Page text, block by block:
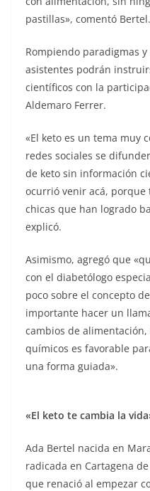
pastillas», comentó Bertel.
Rompiendo paradigmas
asistentes podrán
científicos con la
Aldemaro Ferrer.
«El keto es un tema muy
redes sociales se
de keto sin información
ocurrió venir acá, porque
chicas que han logrado
explicó.
Asimismo, agregó que
con el diabetólogo
poco sobre el concepto
importante hacer un
cambios de
químicos es favorable
una forma guiada».
«El keto te cambia la
Ada Bertel nacida en
radicada en Cartagena
que renació al empezar